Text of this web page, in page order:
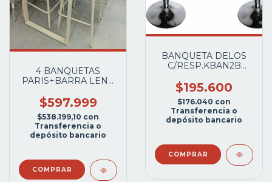
4 BANQUETAS
PARIS+BARRA LENA
FRANCH CAÑO GRIS
ALUMINIO
$597.999
$538.199,10 con
Transferencia o
depósito bancario
BANQUETA DELOS
C/RESP.KBAN2B
$195.600
$176.040 con
Transferencia o
depósito bancario